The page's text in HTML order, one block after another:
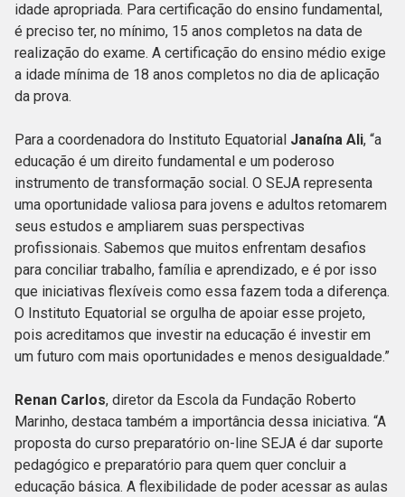
idade apropriada. Para certificação do ensino fundamental,
é preciso ter, no mínimo, 15 anos completos na data de
realização do exame. A certificação do ensino médio exige
a idade mínima de 18 anos completos no dia de aplicação
da prova.
Para a coordenadora do Instituto Equatorial Janaína Ali, “a
educação é um direito fundamental e um poderoso
instrumento de transformação social. O SEJA representa
uma oportunidade valiosa para jovens e adultos retomarem
seus estudos e ampliarem suas perspectivas
profissionais. Sabemos que muitos enfrentam desafios
para conciliar trabalho, família e aprendizado, e é por isso
que iniciativas flexíveis como essa fazem toda a diferença.
O Instituto Equatorial se orgulha de apoiar esse projeto,
pois acreditamos que investir na educação é investir em
um futuro com mais oportunidades e menos desigualdade.”
Renan Carlos, diretor da Escola da Fundação Roberto
Marinho, destaca também a importância dessa iniciativa. “A
proposta do curso preparatório on-line SEJA é dar suporte
pedagógico e preparatório para quem quer concluir a
educação básica. A flexibilidade de poder acessar as aulas